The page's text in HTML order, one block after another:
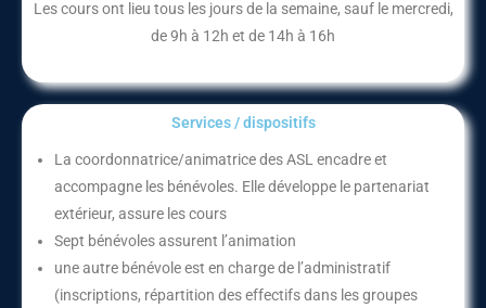
Les cours ont lieu tous les jours de la semaine, sauf le mercredi,
de 9h à 12h et de 14h à 16h
Services / dispositifs​
La coordonnatrice/animatrice des ASL encadre et
accompagne les bénévoles. Elle développe le partenariat
extérieur, assure les cours
Sept bénévoles assurent l’animation
une autre bénévole est en charge de l’administratif
(inscriptions, répartition des effectifs dans les groupes